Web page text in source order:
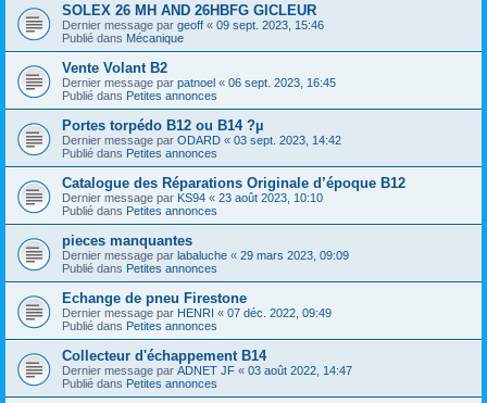
SOLEX 26 MH AND 26HBFG GICLEUR
Dernier message par geoff « 09 sept. 2023, 15:46
Publié dans Mécanique
Vente Volant B2
Dernier message par patnoel « 06 sept. 2023, 16:45
Publié dans Petites annonces
Portes torpédo B12 ou B14 ?µ
Dernier message par ODARD « 03 sept. 2023, 14:42
Publié dans Petites annonces
Catalogue des Réparations Originale d’époque B12
Dernier message par KS94 « 23 août 2023, 10:10
Publié dans Petites annonces
pieces manquantes
Dernier message par labaluche « 29 mars 2023, 09:09
Publié dans Petites annonces
Echange de pneu Firestone
Dernier message par HENRI « 07 déc. 2022, 09:49
Publié dans Petites annonces
Collecteur d'échappement B14
Dernier message par ADNET JF « 03 août 2022, 14:47
Publié dans Petites annonces